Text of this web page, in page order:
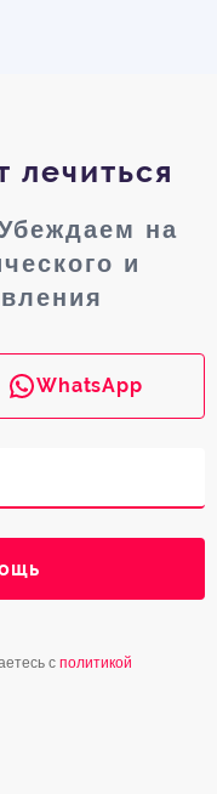
лечиться
на
и
WhatsApp
с политикой